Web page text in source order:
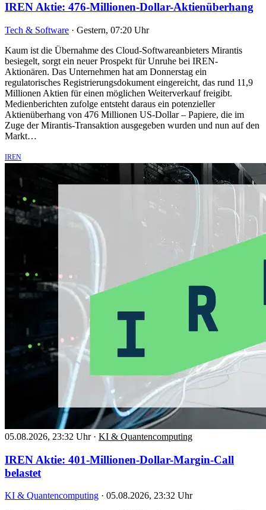
IREN Aktie: 476-Millionen-Dollar-Aktienüberhang
Tech & Software · Gestern, 07:20 Uhr
Kaum ist die Übernahme des Cloud-Softwareanbieters Mirantis
besiegelt, sorgt ein neuer Prospekt für Unruhe bei IREN-
Aktionären. Das Unternehmen hat am Donnerstag ein
regulatorisches Registrierungsdokument eingereicht, das rund 11,9
Millionen Aktien für einen möglichen Weiterverkauf freigibt.
Medienberichten zufolge entsteht daraus ein potenzieller
Aktienüberhang von 476 Millionen US-Dollar – Papiere, die im
Zuge der Mirantis-Transaktion ausgegeben wurden und nun auf den
Markt…
IREN
05.08.2026, 23:32 Uhr · KI & Quantencomputing
IREN Aktie: 401-Millionen-Dollar-Margin-Call
belastet
KI & Quantencomputing · 05.08.2026, 23:32 Uhr